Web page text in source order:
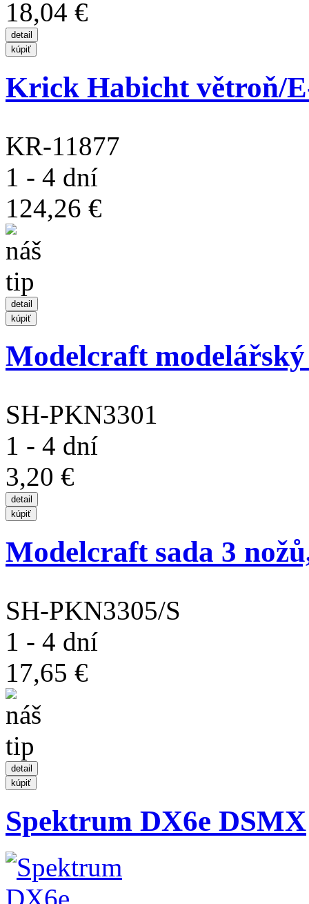
18,04 €
Krick Habicht větroň/
KR-11877
1 - 4 dní
124,26 €
Modelcraft
SH-PKN3301
1 - 4 dní
3,20 €
Modelcraft sada 3
SH-PKN3305/S
1 - 4 dní
17,65 €
Spektrum DX6e DSMX